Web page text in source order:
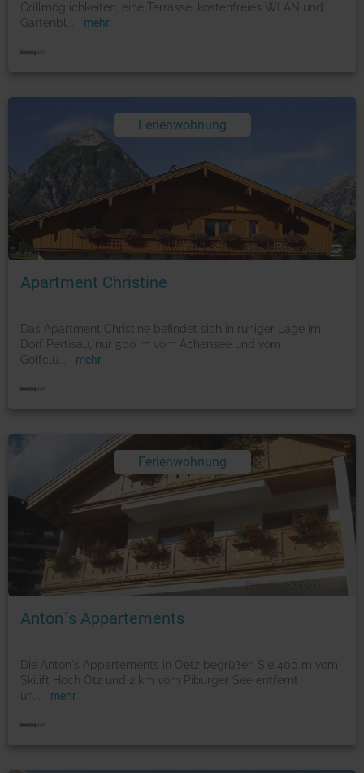
Grillmöglichkeiten, eine Terrasse, kostenfreies WLAN und
Gartenbl
mehr
Ferienwohnung
Foto: © booking.com
Apartment Christine
Das Apartment Christine befindet sich in ruhiger Lage im
Dorf Pertisau, nur 500 m vom Achensee und vom
Golfclu
mehr
Ferienwohnung
Foto: © booking.com
Anton´s Appartements
Die Anton´s Appartements in Oetz begrüßen Sie 400 m vom
Skilift Hoch Ötz und 2 km vom Piburger See entfernt
un
mehr